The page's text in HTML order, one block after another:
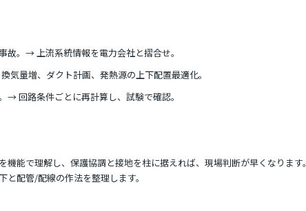
故。→ 上流系統情報を電力会社と摺合せ。
量増、ダクト計画、発熱源の上下配置最適化。
→ 回路条件ごとに再計算し、試験で確認。
機能で理解し、保護協調と接地を柱に据えれば、現場判断が早くなります。
配管/配線の作法を整理します。